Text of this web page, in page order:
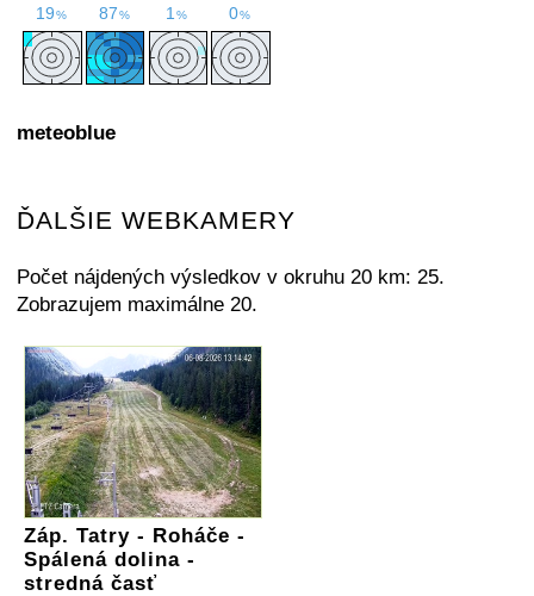
meteoblue
ĎALŠIE WEBKAMERY
Počet nájdených výsledkov v okruhu 20 km: 25.
Zobrazujem maximálne 20.
Záp. Tatry - Roháče -
Spálená dolina -
stredná časť